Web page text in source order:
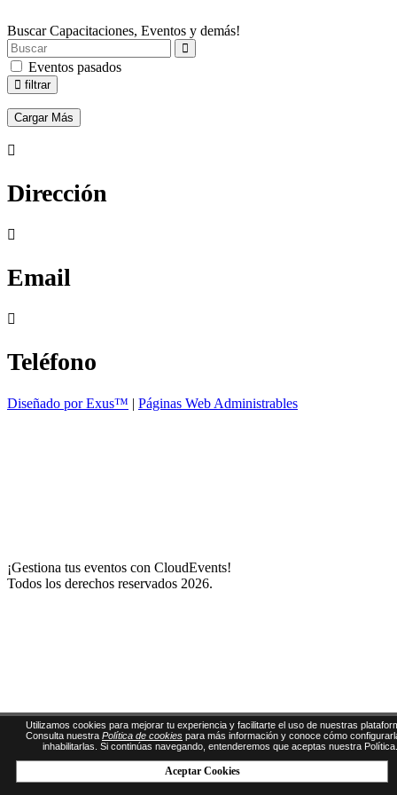
Buscar Capacitaciones, Eventos y demás!
Eventos pasados
filtrar
Cargar Más
Dirección
Email
Teléfono
Diseñado por Exus™ | Páginas Web Administrables
¡Gestiona tus eventos con CloudEvents!
Todos los derechos reservados 2026.
Utilizamos cookies para mejorar tu experiencia y facilitarte el uso de nuestras
Consulta nuestra Política de cookies para más información y conoce cómo
inhabilitarlas. Si continúas navegando, entenderemos que aceptas nuestra Política.
Aceptar Cookies